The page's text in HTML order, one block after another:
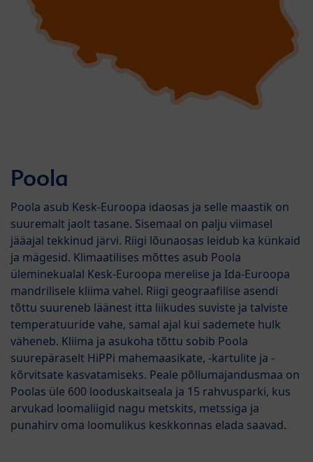
Poola
Poola asub Kesk-Euroopa idaosas ja selle maastik on
suuremalt jaolt tasane. Sisemaal on palju viimasel
jääajal tekkinud järvi. Riigi lõunaosas leidub ka künkaid
ja mägesid. Klimaatilises mõttes asub Poola
üleminekualal Kesk-Euroopa merelise ja Ida-Euroopa
mandrilisele kliima vahel. Riigi geograafilise asendi
tõttu suureneb läänest itta liikudes suviste ja talviste
temperatuuride vahe, samal ajal kui sademete hulk
väheneb. Kliima ja asukoha tõttu sobib Poola
suurepäraselt HiPPi mahemaasikate, -kartulite ja -
kõrvitsate kasvatamiseks. Peale põllumajandusmaa on
Poolas üle 600 looduskaitseala ja 15 rahvusparki, kus
arvukad loomaliigid nagu metskits, metssiga ja
punahirv oma loomulikus keskkonnas elada saavad.